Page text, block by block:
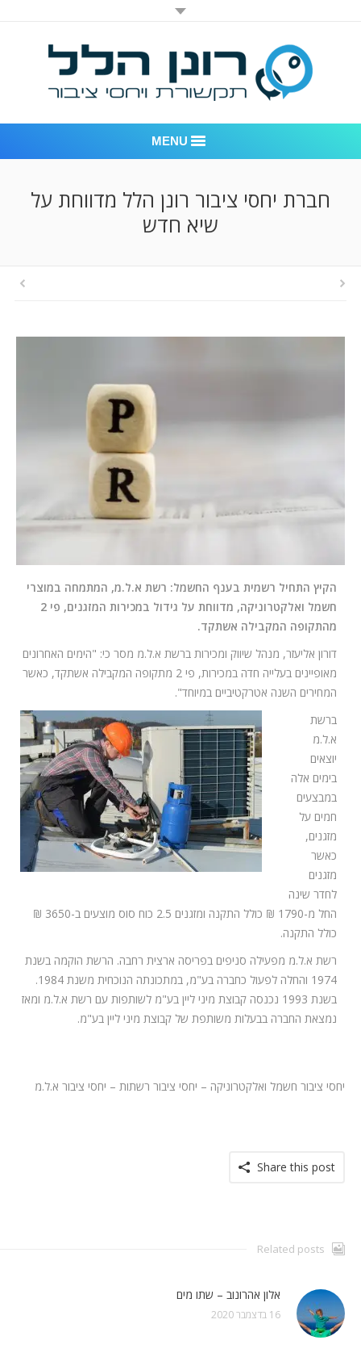
MENU
אודות החברה
חברת יחסי ציבור רונן הלל מדווחת על
שיא חדש
הקיץ התחיל רשמית בענף החשמל: רשת א.ל.מ, המתמחה במוצרי
חשמל ואלקטרוניקה, מדווחת על גידול במכירות המזגנים, פי 2
מהתקופה המקבילה אשתקד.
דורון אליעזר, מנהל שיווק ומכירות ברשת א.ל.מ מסר כי: "הימים האחרונים
מאופיינים בעלייה חדה במכירות, פי 2 מתקופה המקבילה אשתקד, כאשר
המחירים השנה אטרקטיביים במיוחד".
ברשת
א.ל.מ
יוצאים
בימים אלה
במבצעים
חמים על
מזגנים,
כאשר
מזגנים
לחדר שינה
החל מ-1790 ₪ כולל התקנה ומזגנים 2.5 כוח סוס מוצעים ב-3650 ₪
כולל התקנה.
רשת א.ל.מ מפעילה סניפים בפריסה ארצית רחבה. הרשת הוקמה בשנת
1974 והחלה לפעול כחברה בע"מ, במתכונתה הנוכחית משנת 1984.
בשנת 1993 נכנסה קבוצת מיני ליין בע"מ לשותפות עם רשת א.ל.מ ומאז
נמצאת החברה בבעלות משותפת של קבוצת מיני ליין בע"מ.
יחסי ציבור חשמל ואלקטרוניקה – יחסי ציבור רשתות – יחסי ציבור א.ל.מ
Share this post
Related posts
אלון אהרונוב – שתו מים
16 בדצמבר 2020